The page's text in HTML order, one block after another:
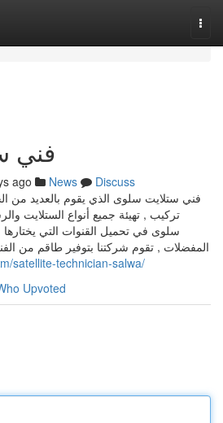
فني
ago News
Discuss
فني ستلايت سلوى الذي يقوم بالعديد من
تركيب , تهيئة جميع أنواع الستلايت
سلوى في تحميل القنوات التي يختارها
المفضلات , تقوم شركتنا بتوفير طاقم من
satellite-technician-salwa/
Upvoted